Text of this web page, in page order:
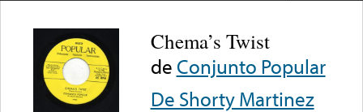
Chema’s Twist
de Conjunto Popular
De Shorty Martinez